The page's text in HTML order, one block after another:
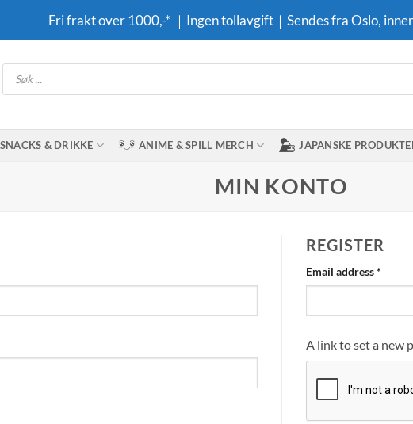
Fri frakt over 1000,-* ｜Ingen tollavgift｜Sendes fra Oslo,
Products
search
& DRIKKE ANIME & SPILL MERCH JAPANSKE
MIN KONTO
REGISTER
Email address*
A link to set a new